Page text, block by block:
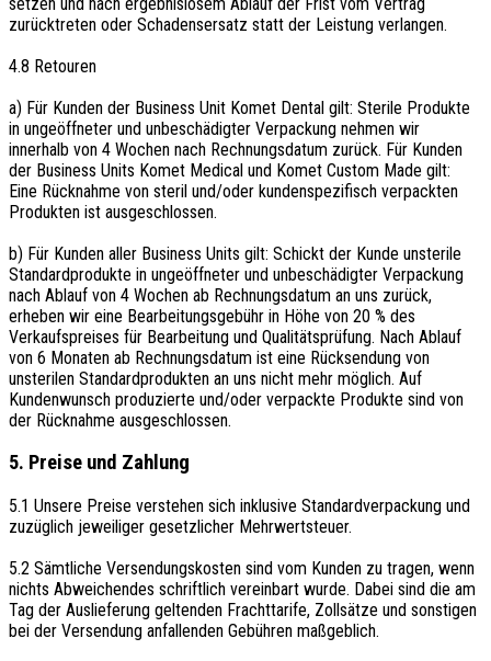
zurücktreten oder Schadensersatz statt der Leistung verlangen.
4.8 Retouren
a) Für Kunden der Business Unit Komet Dental gilt: Sterile Produkte
in ungeöffneter und unbeschädigter Verpackung nehmen wir
innerhalb von 4 Wochen nach Rechnungsdatum zurück. Für Kunden
der Business Units Komet Medical und Komet Custom Made gilt:
Eine Rücknahme von steril und/oder kundenspezifisch verpackten
Produkten ist ausgeschlossen.
b) Für Kunden aller Business Units gilt: Schickt der Kunde unsterile
Standardprodukte in ungeöffneter und unbeschädigter Verpackung
nach Ablauf von 4 Wochen ab Rechnungsdatum an uns zurück,
erheben wir eine Bearbeitungsgebühr in Höhe von 20 % des
Verkaufspreises für Bearbeitung und Qualitätsprüfung. Nach Ablauf
von 6 Monaten ab Rechnungsdatum ist eine Rücksendung von
unsterilen Standardprodukten an uns nicht mehr möglich. Auf
Kundenwunsch produzierte und/oder verpackte Produkte sind von
der Rücknahme ausgeschlossen.
5. Preise und Zahlung
5.1 Unsere Preise verstehen sich inklusive Standardverpackung und
zuzüglich jeweiliger gesetzlicher Mehrwertsteuer.
5.2 Sämtliche Versendungskosten sind vom Kunden zu tragen, wenn
nichts Abweichendes schriftlich vereinbart wurde. Dabei sind die am
Tag der Auslieferung geltenden Frachttarife, Zollsätze und sonstigen
bei der Versendung anfallenden Gebühren maßgeblich.